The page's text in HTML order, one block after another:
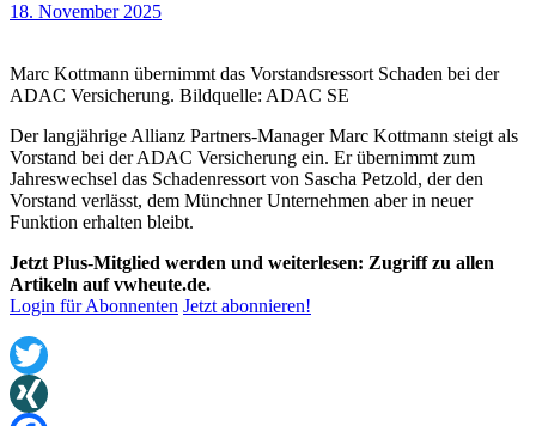
18. November 2025
Marc Kottmann übernimmt das Vorstandsressort Schaden bei der
ADAC Versicherung. Bildquelle: ADAC SE
Der langjährige Allianz Partners-Manager Marc Kottmann steigt als
Vorstand bei der ADAC Versicherung ein. Er übernimmt zum
Jahreswechsel das Schadenressort von Sascha Petzold, der den
Vorstand verlässt, dem Münchner Unternehmen aber in neuer
Funktion erhalten bleibt.
Jetzt Plus-Mitglied werden und weiterlesen: Zugriff zu allen
Artikeln auf vwheute.de.
Login für Abonnenten Jetzt abonnieren!
Twitter